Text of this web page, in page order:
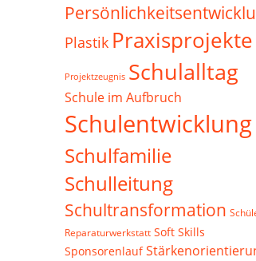
Plastik Praxisprojekte
Projektzeugnis Schulalltag
Schule im Aufbruch
Schulentwicklung
Schulfamilie
Schulleitung
Schultransformation
Reparaturwerkstatt Soft Skills
Sponsorenlauf